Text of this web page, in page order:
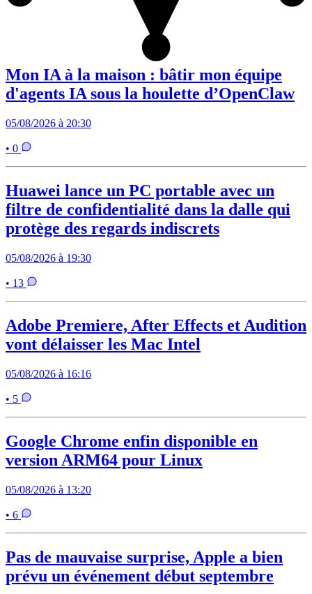
Mon IA à la maison : bâtir mon équipe
d'agents IA sous la houlette d’OpenClaw
05/08/2026 à 20:30
• 0
Huawei lance un PC portable avec un
filtre de confidentialité dans la dalle qui
protège des regards indiscrets
05/08/2026 à 19:30
• 13
Adobe Premiere, After Effects et Audition
vont délaisser les Mac Intel
05/08/2026 à 16:16
• 5
Google Chrome enfin disponible en
version ARM64 pour Linux
05/08/2026 à 13:20
• 6
Pas de mauvaise surprise, Apple a bien
prévu un événement début septembre